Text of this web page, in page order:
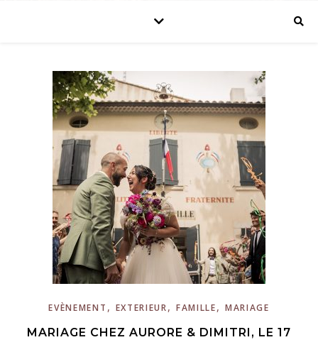
EVÈNEMENT , EXTERIEUR, FAMILLE, MARIAGE
MARIAGE CHEZ AURORE & DIMITRI, LE 17